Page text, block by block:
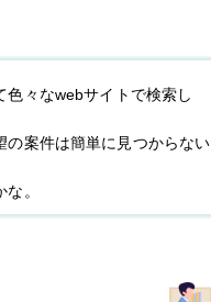
色々なwebサイトで検索し
の案件は簡単に見つからない
。